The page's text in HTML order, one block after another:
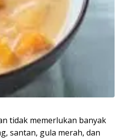
tidak memerlukan banyak
santan, gula merah, dan